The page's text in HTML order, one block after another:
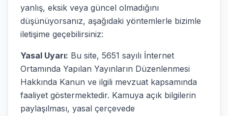
yanlış, eksik veya güncel olmadığını
düşünüyorsanız, aşağıdaki yöntemlerle bizimle
iletişime geçebilirsiniz:
Yasal Uyarı: Bu site, 5651 sayılı İnternet
Ortamında Yapılan Yayınların Düzenlenmesi
Hakkında Kanun ve ilgili mevzuat kapsamında
faaliyet göstermektedir. Kamuya açık bilgilerin
paylaşılması, yasal çerçevede